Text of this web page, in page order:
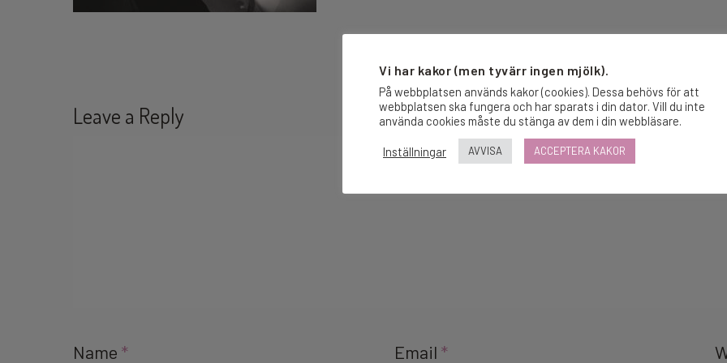
Leave a Reply
Name * Email *
Vi har kakor (men tyvärr ingen mjölk).
På webbplatsen används kakor (cookies). Dessa behövs för att
webbplatsen ska fungera och har sparats i din dator. Vill du inte
använda cookies måste du stänga av dem i din webbläsare.
Inställningar AVVISA ACCEPTERA KAKOR